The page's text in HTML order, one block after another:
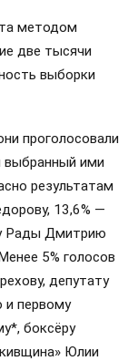
методом
две тысячи
выборки
проголосовали
выбранный ими
результатам
13,6% —
Рады Дмитрию
5% голосов
депутату
и первому
боксёру
Юлии